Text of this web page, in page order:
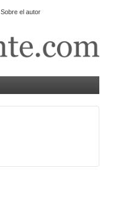
Sobre el autor